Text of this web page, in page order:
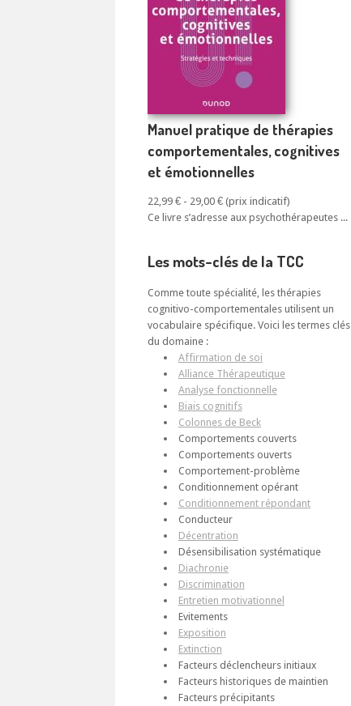
Manuel pratique de thérapies
comportementales, cognitives
et émotionnelles
22,99 € - 29,00 €
Ce livre s’adresse aux psychothérapeutes ...
Les mots-clés de la TCC
Comme toute spécialité, les thérapies
cognitivo-comportementales utilisent un
vocabulaire spécifique. Voici les termes clés
du domaine :
Affirmation de soi
Alliance Thérapeutique
Analyse fonctionnelle
Biais cognitifs
Colonnes de Beck
Comportements couverts
Comportements ouverts
Comportement-problème
Conditionnement opérant
Conditionnement répondant
Conducteur
Décentration
Désensibilisation systématique
Diachronie
Discrimination
Entretien motivationnel
Evitements
Exposition
Extinction
Facteurs déclencheurs initiaux
Facteurs historiques de maintien
Facteurs précipitants